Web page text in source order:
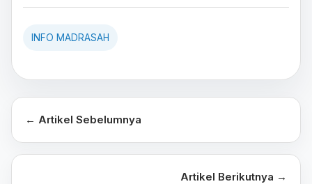
INFO MADRASAH
← Artikel Sebelumnya
Artikel Berikutnya →